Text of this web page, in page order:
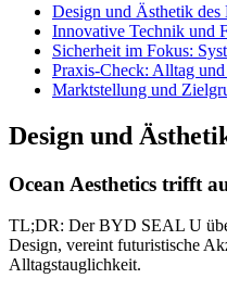
Design und Ästhetik
Innovative Technik und
Sicherheit im Fokus:
Praxis-Check: Alltag
Marktstellung und
Design und
Ocean Aesthetics trifft
TL;DR: Der BYD SEAL U
Design, vereint futuristische
Alltagstauglichkeit.